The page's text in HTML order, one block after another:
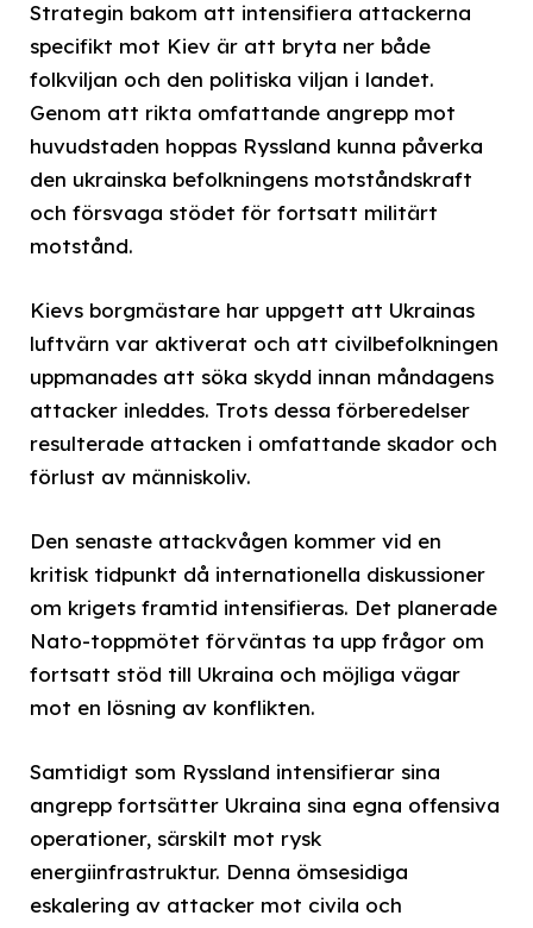
Strategin bakom att intensifiera attackerna
specifikt mot Kiev är att bryta ner både
folkviljan och den politiska viljan i landet.
Genom att rikta omfattande angrepp mot
huvudstaden hoppas Ryssland kunna påverka
den ukrainska befolkningens motståndskraft
och försvaga stödet för fortsatt militärt
motstånd.
Kievs borgmästare har uppgett att Ukrainas
luftvärn var aktiverat och att civilbefolkningen
uppmanades att söka skydd innan måndagens
attacker inleddes. Trots dessa förberedelser
resulterade attacken i omfattande skador och
förlust av människoliv.
Den senaste attackvågen kommer vid en
kritisk tidpunkt då internationella diskussioner
om krigets framtid intensifieras. Det planerade
Nato-toppmötet förväntas ta upp frågor om
fortsatt stöd till Ukraina och möjliga vägar
mot en lösning av konflikten.
Samtidigt som Ryssland intensifierar sina
angrepp fortsätter Ukraina sina egna offensiva
operationer, särskilt mot rysk
energiinfrastruktur. Denna ömsesidiga
eskalering av attacker mot civila och